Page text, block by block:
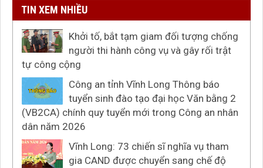
TIN XEM NHIỀU
Khởi tố, bắt tạm giam đối tượng chống
người thi hành công vụ và gây rối trật
tự công cộng
Công an tỉnh Vĩnh Long Thông báo
tuyển sinh đào tạo đại học Văn bằng 2
(VB2CA) chính quy tuyển mới trong Công an nhân
dân năm 2026
Vĩnh Long: 73 chiến sĩ nghĩa vụ tham
gia CAND được chuyển sang chế độ